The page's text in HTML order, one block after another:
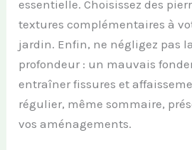
essentielle. Choisissez des
textures complémentaires à
jardin. Enfin, ne négligez pas
profondeur : un mauvais
entraîner fissures et
régulier, même sommaire,
vos aménagements.